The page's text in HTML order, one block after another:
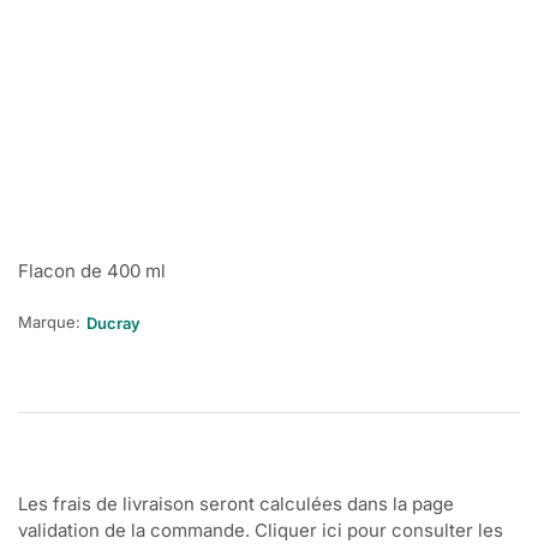
Flacon de 400 ml
Marque: Ducray
Les frais de livraison seront calculées dans la page
validation de la commande. Cliquer ici pour consulter les